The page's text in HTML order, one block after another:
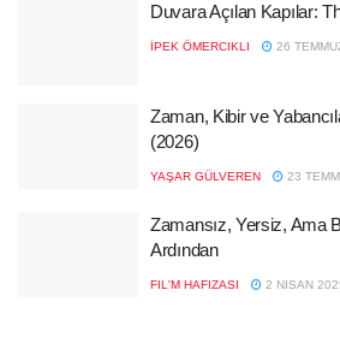
Duvara Açılan Kapılar:
İPEK ÖMERCIKLI 26
Zaman, Kibir ve
(2026)
YAŞAR GÜLVEREN 23
Zamansız, Yersiz, Ama
Ardından
FIL'M HAFIZASI 2 NISAN